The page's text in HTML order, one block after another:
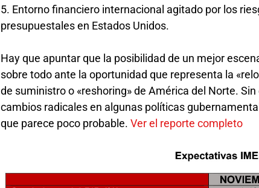
5. Entorno financiero internacional agitado por los
presupuestales en Estados Unidos.
Hay que apuntar que la posibilidad de un mejor
sobre todo ante la oportunidad que representa la
de suministro o «reshoring» de América del Norte.
cambios radicales en algunas políticas
que parece poco probable.Ver el reporte completo